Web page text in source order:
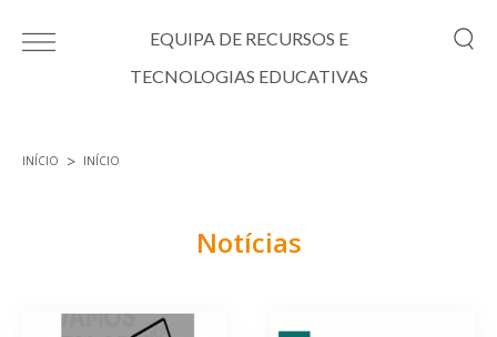
EQUIPA DE RECURSOS E
TECNOLOGIAS EDUCATIVAS
INÍCIO INÍCIO
Notícias